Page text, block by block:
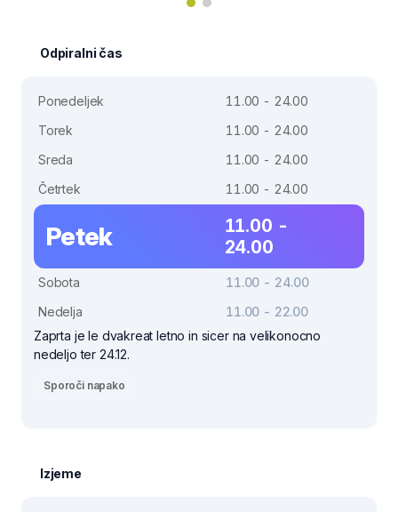
Odpiralni čas
Ponedeljek
11.00 - 24.00
Torek
11.00 - 24.00
Sreda
11.00 - 24.00
Četrtek
11.00 - 24.00
Petek
11.00 -
24.00
Sobota
11.00 - 24.00
Nedelja
11.00 - 22.00
Zaprta je le dvakreat letno in sicer na velikonocno
nedeljo ter 24.12.
Sporoči napako
Izjeme